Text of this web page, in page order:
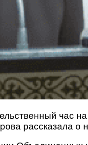
час
рассказала о